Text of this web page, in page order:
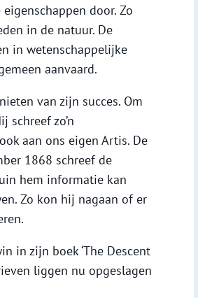
door. Zo
in de natuur. De
in wetenschappelijke
aanvaard.
van zijn succes. Om
zo’n
aan ons eigen Artis. De
1868 schreef de
hem informatie kan
Zo kon hij nagaan of er
in zijn boek ‘The Descent
liggen nu opgeslagen